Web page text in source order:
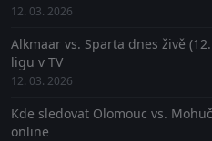
12. 03. 2026
Alkmaar vs. Sparta dnes živě
ligu v TV
12. 03. 2026
Kde sledovat Olomouc vs.
online